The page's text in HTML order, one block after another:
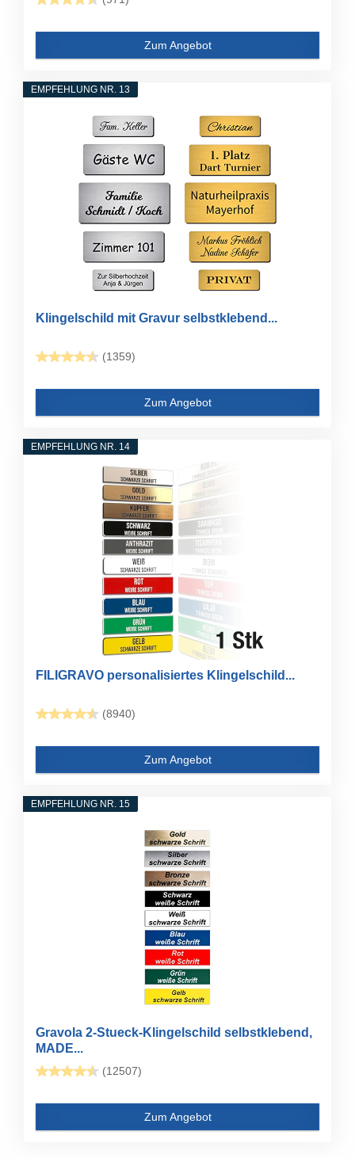
Zum Angebot
EMPFEHLUNG NR. 13
Klingelschild mit Gravur selbstklebend...
(1359)
Zum Angebot
EMPFEHLUNG NR. 14
FILIGRAVO personalisiertes Klingelschild...
(8940)
Zum Angebot
EMPFEHLUNG NR. 15
Gravola 2-Stueck-Klingelschild selbstklebend,
MADE...
(12507)
Zum Angebot